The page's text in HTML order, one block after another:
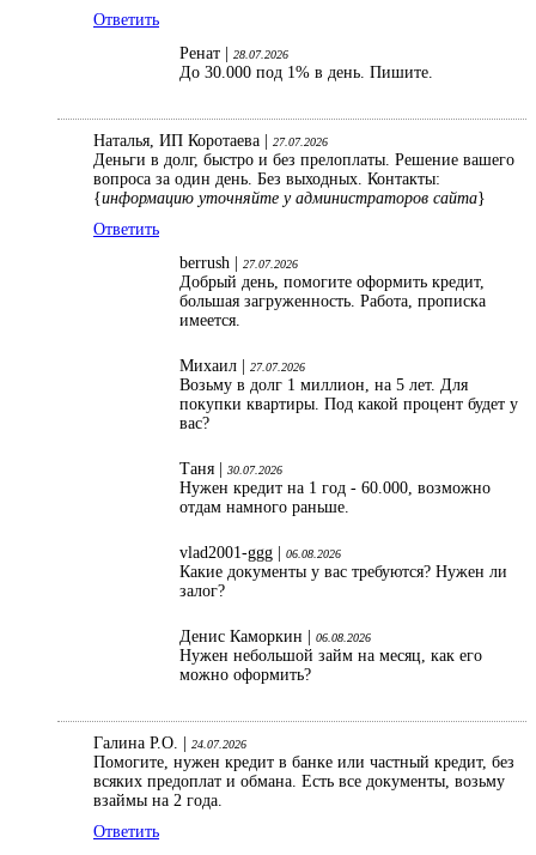
Ответить
Ренат |
28.07.2026
До 30.000 под 1% в день. Пишите.
Наталья, ИП Коротаева | 27.07.2026
Деньги в долг, быстро и без прелоплаты. Решение вашего
вопроса за один день. Без выходных. Контакты:
{информацию уточняйте у администраторов сайта}
Ответить
berrush |
27.07.2026
Добрый день, помогите оформить кредит,
большая загруженность. Работа, прописка
имеется.
Михаил | 27.07.2026
Возьму в долг 1 миллион, на 5 лет. Для
покупки квартиры. Под какой процент будет у
вас?
Таня | 30.07.2026
Нужен кредит на 1 год - 60.000, возможно
отдам намного раньше.
vlad2001-ggg | 06.08.2026
Какие документы у вас требуются? Нужен ли
залог?
Денис Каморкин | 06.08.2026
Нужен небольшой займ на месяц, как его
можно оформить?
Галина Р.О. | 24.07.2026
Помогите, нужен кредит в банке или частный кредит, без
всяких предоплат и обмана. Есть все документы, возьму
взаймы на 2 года.
Ответить